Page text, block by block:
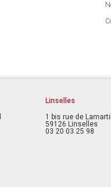
Linselles
1 bis rue de
59126 Linselles
03 20 03 25 98